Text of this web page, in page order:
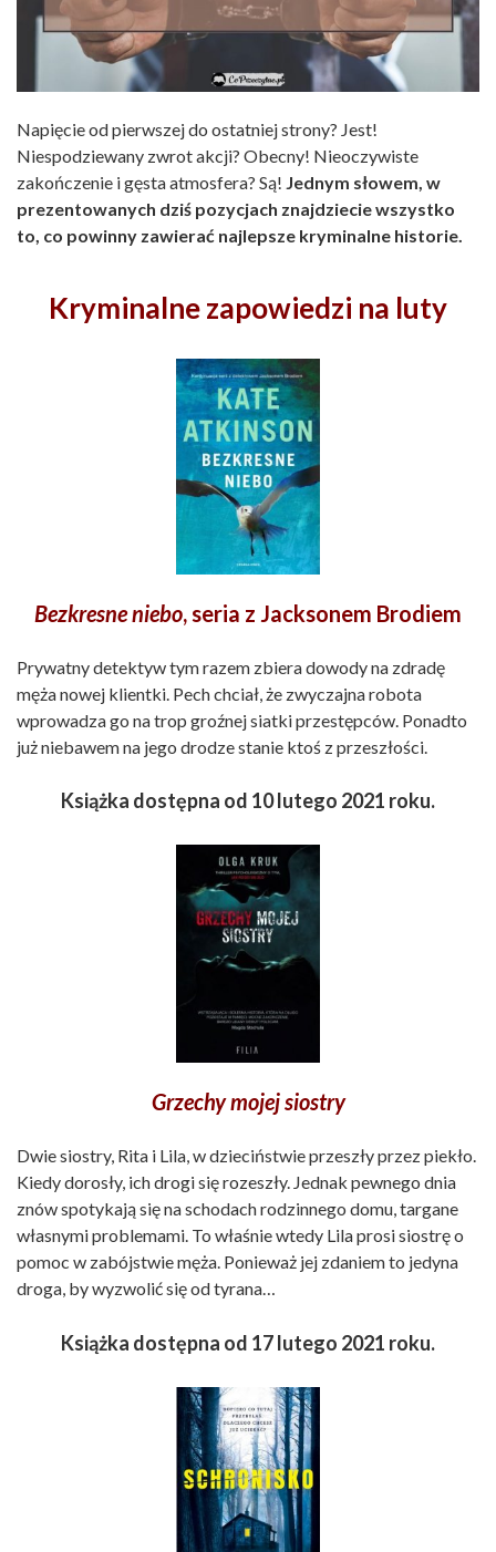
Napięcie od pierwszej do ostatniej strony? Jest!
Niespodziewany zwrot akcji? Obecny! Nieoczywiste
zakończenie i gęsta atmosfera? Są! Jednym słowem, w
prezentowanych dziś pozycjach znajdziecie wszystko
to, co powinny zawierać najlepsze kryminalne historie.
Kryminalne zapowiedzi na luty
Bezkresne niebo,seria z Jacksonem Brodiem
Prywatny detektyw tym razem zbiera dowody na zdradę
męża nowej klientki. Pech chciał, że zwyczajna robota
wprowadza go na trop groźnej siatki przestępców. Ponadto
już niebawem na jego drodze stanie ktoś z przeszłości.
Książka dostępna od 10 lutego 2021 roku.
Grzechy mojej siostry
Dwie siostry, Rita i Lila, w dzieciństwie przeszły przez piekło.
Kiedy dorosły, ich drogi się rozeszły. Jednak pewnego dnia
znów spotykają się na schodach rodzinnego domu, targane
własnymi problemami. To właśnie wtedy Lila prosi siostrę o
pomoc w zabójstwie męża. Ponieważ jej zdaniem to jedyna
droga, by wyzwolić się od tyrana…
Książka dostępna od 17 lutego 2021 roku.